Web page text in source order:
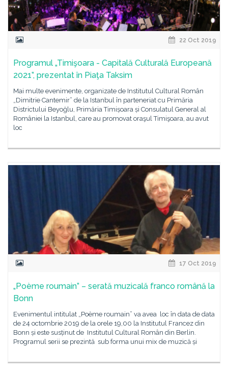
22 Oct 2019
Programul „Timişoara - Capitală Culturală Europeană
2021”, prezentat în Piaţa Taksim
Mai multe evenimente, organizate de Institutul Cultural Român
„Dimitrie Cantemir” de la Istanbul în parteneriat cu Primăria
Districtului Beyoğlu, Primăria Timișoara și Consulatul General al
României la Istanbul, care au promovat oraşul Timişoara, au avut
loc
17 Oct 2019
„Poème roumain” – serată muzicală franco română la
Bonn
Evenimentul intitulat „Poème roumain” va avea loc în data de data
de 24 octombrie 2019 de la orele 19,00 la Institutul Francez din
Bonn și este susținut de Institutul Cultural Român din Berlin.
Programul serii se prezintă sub forma unui mix de muzică și